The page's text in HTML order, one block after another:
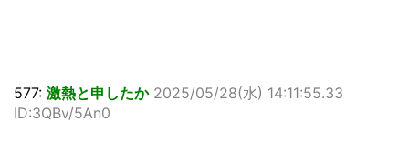
577: 激熱と申したか 2025/05/28(水) 14:11:55.33
ID:3QBv/5An0